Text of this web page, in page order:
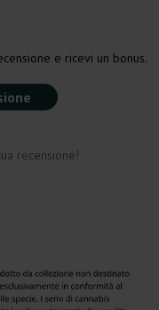
e ricevi un bonus.
recensione!